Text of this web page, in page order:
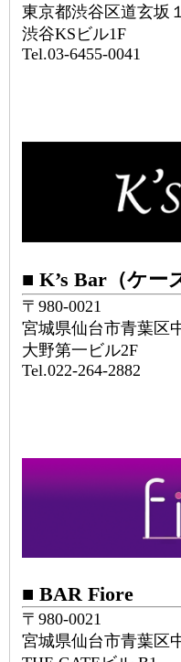
東京都渋谷区道玄坂
渋谷KSビル1F
Tel.03-6455-0041
■ K’s Bar（ケー
〒980-0021
宮城県仙台市青葉区
大野第一ビル2F
Tel.022-264-2882
■ BAR Fiore
〒980-0021
宮城県仙台市青葉区